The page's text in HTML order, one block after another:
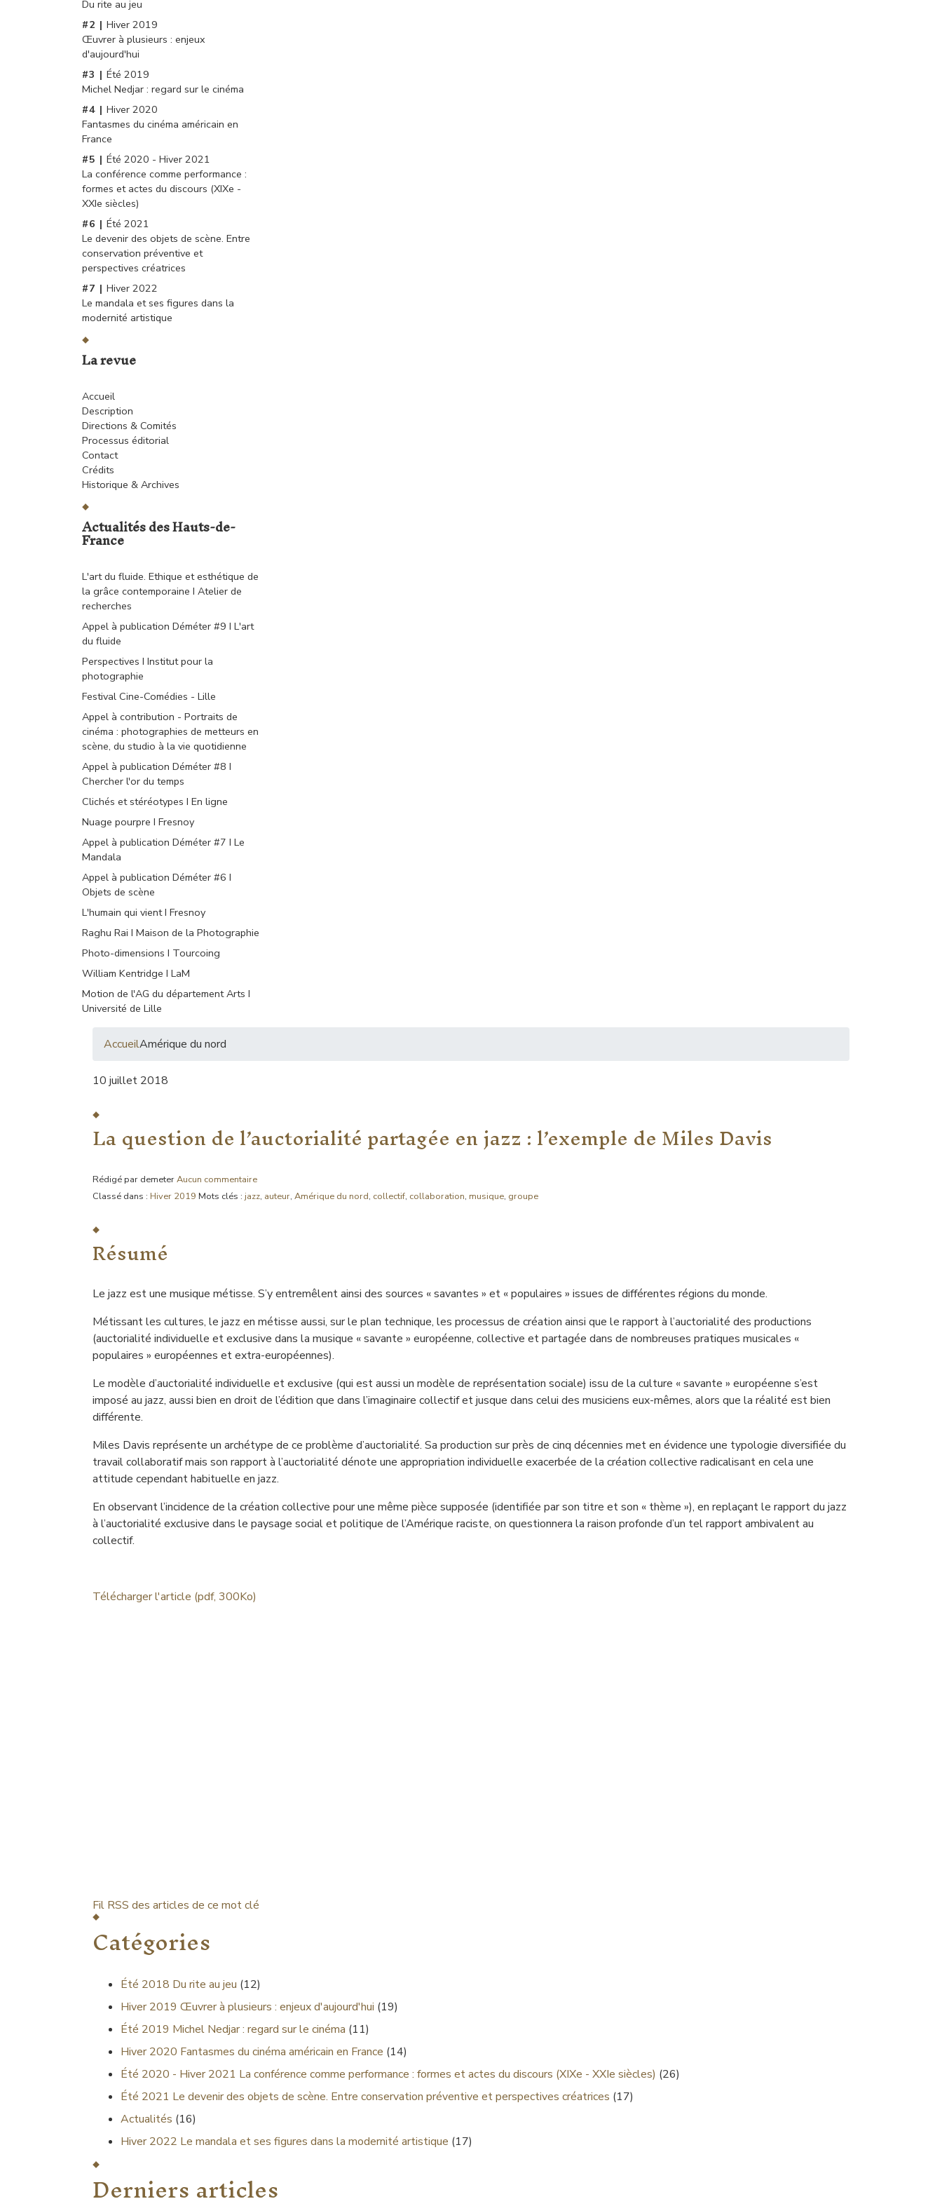
Du rite au jeu
Hiver 2019
Œuvrer à plusieurs : enjeux
d'aujourd'hui
Été 2019
Michel Nedjar : regard sur le cinéma
Hiver 2020
Fantasmes du cinéma américain en
France
Été 2020 - Hiver 2021
La conférence comme performance :
formes et actes du discours (XIXe -
XXIe siècles)
Été 2021
Le devenir des objets de scène. Entre
conservation préventive et
perspectives créatrices
Hiver 2022
Le mandala et ses figures dans la
modernité artistique
La revue
Accueil
Description
Directions & Comités
Processus éditorial
Contact
Crédits
Historique & Archives
Actualités des Hauts-de-
France
L'art du fluide. Ethique et esthétique de
la grâce contemporaine I Atelier de
recherches
Appel à publication Déméter #9 I L'art
du fluide
Perspectives I Institut pour la
photographie
Festival Cine-Comédies - Lille
Appel à contribution - Portraits de
cinéma : photographies de metteurs en
scène, du studio à la vie quotidienne
Appel à publication Déméter #8 I
Chercher l'or du temps
Clichés et stéréotypes I En ligne
Nuage pourpre I Fresnoy
Appel à publication Déméter #7 I Le
Mandala
Appel à publication Déméter #6 I
Objets de scène
L'humain qui vient I Fresnoy
Raghu Rai I Maison de la Photographie
Photo-dimensions I Tourcoing
William Kentridge I LaM
Motion de l'AG du département Arts I
Université de Lille
AccueilAmérique du nord
10 juillet 2018
La question de l’auctorialité partagée en jazz : l’exemple de Miles Davis
Rédigé par demeterAucun commentaire
Classé dans : Hiver 2019 Mots clés : jazz, auteur, Amérique du nord, collectif, collaboration, musique, groupe
Résumé
Le jazz est une musique métisse. S’y entremêlent ainsi des sources « savantes » et « populaires » issues de différentes régions du monde.
Métissant les cultures, le jazz en métisse aussi, sur le plan technique, les processus de création ainsi que le rapport à l’auctorialité des productions
(auctorialité individuelle et exclusive dans la musique « savante » européenne, collective et partagée dans de nombreuses pratiques musicales «
populaires » européennes et extra-européennes).
Le modèle d’auctorialité individuelle et exclusive (qui est aussi un modèle de représentation sociale) issu de la culture « savante » européenne s’est
imposé au jazz, aussi bien en droit de l’édition que dans l’imaginaire collectif et jusque dans celui des musiciens eux-mêmes, alors que la réalité est bien
différente.
Miles Davis représente un archétype de ce problème d’auctorialité. Sa production sur près de cinq décennies met en évidence une typologie diversifiée du
travail collaboratif mais son rapport à l’auctorialité dénote une appropriation individuelle exacerbée de la création collective radicalisant en cela une
attitude cependant habituelle en jazz.
En observant l’incidence de la création collective pour une même pièce supposée (identifiée par son titre et son « thème »), en replaçant le rapport du jazz
à l’auctorialité exclusive dans le paysage social et politique de l’Amérique raciste, on questionnera la raison profonde d’un tel rapport ambivalent au
collectif.
Télécharger l'article (pdf, 300Ko)
Fil RSS des articles de ce mot clé
Catégories
Été 2018 Du rite au jeu (12)
Hiver 2019 Œuvrer à plusieurs : enjeux d'aujourd'hui (19)
Été 2019 Michel Nedjar : regard sur le cinéma (11)
Hiver 2020 Fantasmes du cinéma américain en France (14)
Été 2020 - Hiver 2021 La conférence comme performance : formes et actes du discours (XIXe - XXIe siècles) (26)
Été 2021 Le devenir des objets de scène. Entre conservation préventive et perspectives créatrices (17)
Actualités (16)
Hiver 2022 Le mandala et ses figures dans la modernité artistique (17)